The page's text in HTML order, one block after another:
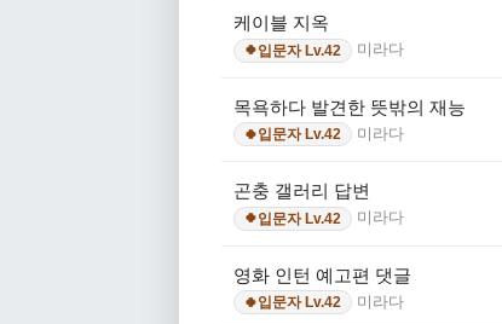
케이블 지옥
🍀입문자 Lv.42 미라다
목욕하다 발견한 뜻밖의 재능
🍀입문자 Lv.42 미라다
곤충 갤러리 답변
🍀입문자 Lv.42 미라다
영화 인턴 예고편 댓글
🍀입문자 Lv.42 미라다